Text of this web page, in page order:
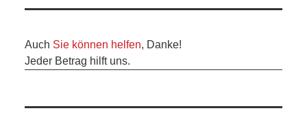
Auch Sie können helfen, Danke!
Jeder Betrag hilft uns.